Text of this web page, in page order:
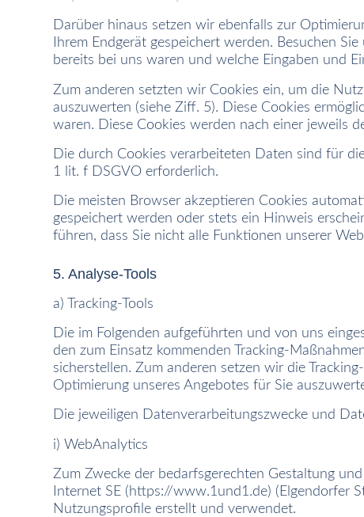
Darüber hinaus setzen wir ebenfalls zur
Ihrem Endgerät gespeichert werden. Besuchen
bereits bei uns waren und welche Eingaben und
Zum anderen setzten wir Cookies ein, um die
auszuwerten (siehe Ziff. 5). Diese Cookies
waren. Diese Cookies werden nach einer jeweils
Die durch Cookies verarbeiteten Daten sind für
1 lit. f DSGVO erforderlich.
Die meisten Browser akzeptieren Cookies
gespeichert werden oder stets ein Hinweis
führen, dass Sie nicht alle Funktionen unserer
5. Analyse-Tools
a) Tracking-Tools
Die im Folgenden aufgeführten und von uns
den zum Einsatz kommenden Tracking-
sicherstellen. Zum anderen setzen wir die
Optimierung unseres Angebotes für Sie
Die jeweiligen Datenverarbeitungszwecke und
i) WebAnalytics
Zum Zwecke der bedarfsgerechten Gestaltung
Internet SE (https://www.1und1.de) (Elgendorfer
Nutzungsprofile erstellt und verwendet.